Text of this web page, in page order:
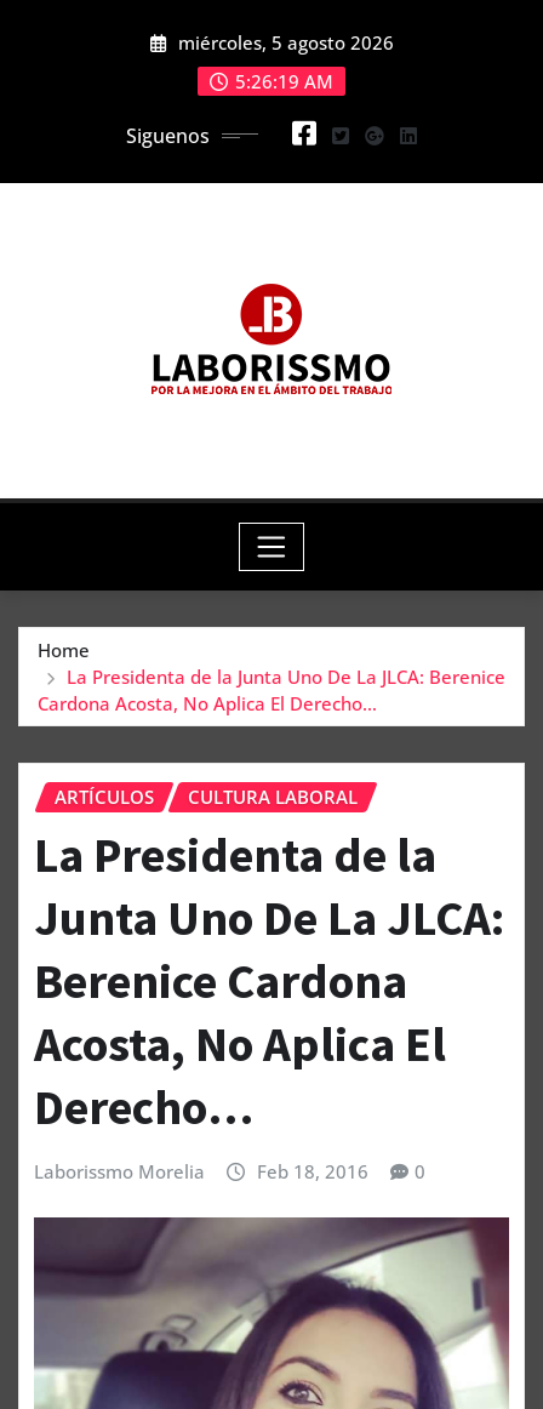
miércoles, 5 agosto 2026
5:26:21 AM
Siguenos
Home
La Presidenta de la Junta Uno De La JLCA: Berenice
Cardona Acosta, No Aplica El Derecho…
ARTÍCULOS CULTURA LABORAL
La Presidenta de la
Junta Uno De La JLCA:
Berenice Cardona
Acosta, No Aplica El
Derecho…
Laborissmo Morelia Feb 18, 2016 0